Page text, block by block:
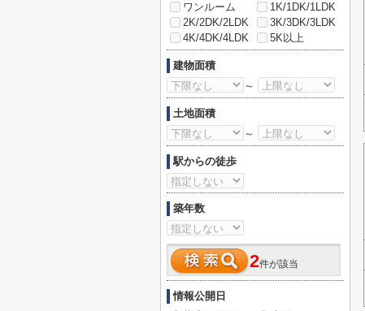
ワンルーム
1K/1DK/1LDK
2K/2DK/2LDK
3K/3DK/3LDK
4K/4DK/4LDK
5K以上
建物面積
～
土地面積
～
駅からの徒歩
築年数
2件が該当
情報公開日